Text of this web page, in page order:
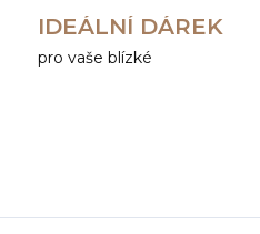
IDEÁLNÍ DÁREK
pro vaše blízké